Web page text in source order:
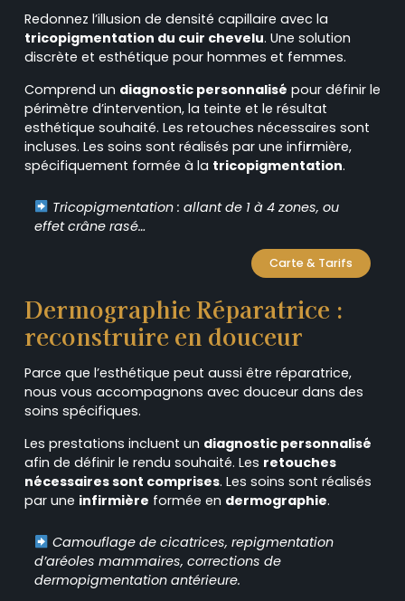
Redonnez l’illusion de densité capillaire avec la
tricopigmentation du cuir chevelu. Une solution
discrète et esthétique pour hommes et femmes.
Comprend un diagnostic personnalisé pour définir le
périmètre d’intervention, la teinte et le résultat
esthétique souhaité. Les retouches nécessaires sont
incluses. Les soins sont réalisés par une infirmière,
spécifiquement formée à la tricopigmentation.
Tricopigmentation : allant de 1 à 4 zones, ou
effet crâne rasé…
Carte & Tarifs
Dermographie Réparatrice :
reconstruire en douceur
Parce que l’esthétique peut aussi être réparatrice,
nous vous accompagnons avec douceur dans des
soins spécifiques.
Les prestations incluent un diagnostic personnalisé
afin de définir le rendu souhaité. Les retouches
nécessaires sont comprises. Les soins sont réalisés
par une infirmière formée en dermographie.
Camouflage de cicatrices, repigmentation
d’aréoles mammaires, corrections de
dermopigmentation antérieure.